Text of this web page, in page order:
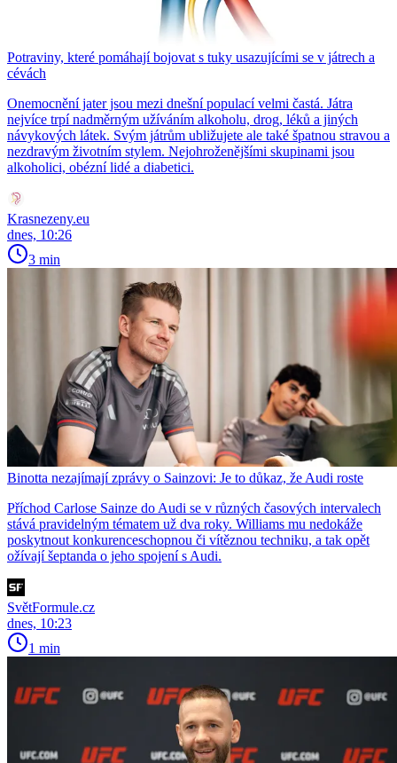
Potraviny, které pomáhají bojovat s tuky usazujícími se v játrech a
cévách
Onemocnění jater jsou mezi dnešní populací velmi častá. Játra
nejvíce trpí nadměrným užíváním alkoholu, drog, léků a jiných
návykových látek. Svým játrům ubližujete ale také špatnou stravou a
nezdravým životním stylem. Nejohroženějšími skupinami jsou
alkoholici, obézní lidé a diabetici.
Krasnezeny.eu
dnes, 10:26
3 min
Binotta nezajímají zprávy o Sainzovi: Je to důkaz, že Audi roste
Příchod Carlose Sainze do Audi se v různých časových intervalech
stává pravidelným tématem už dva roky. Williams mu nedokáže
poskytnout konkurenceschopnou či vítěznou techniku, a tak opět
ožívají šeptanda o jeho spojení s Audi.
SvětFormule.cz
dnes, 10:23
1 min